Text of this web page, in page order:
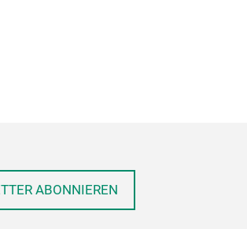
ABONNIEREN